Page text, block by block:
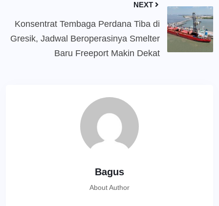
NEXT
Konsentrat Tembaga Perdana Tiba di
Gresik, Jadwal Beroperasinya Smelter
Baru Freeport Makin Dekat
Bagus
About Author